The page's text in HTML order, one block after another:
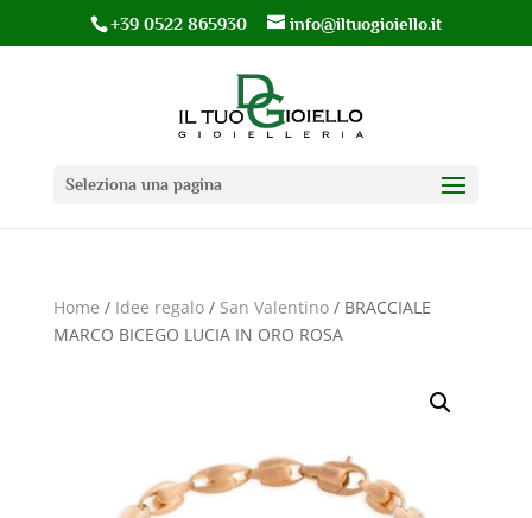
+39 0522 865930 info@iltuogioiello.it
Seleziona una pagina
Home / Idee regalo/ San Valentino/ BRACCIALE
MARCO BICEGO LUCIA IN ORO ROSA